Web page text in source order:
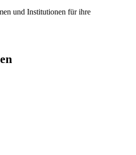
und Institutionen für ihre